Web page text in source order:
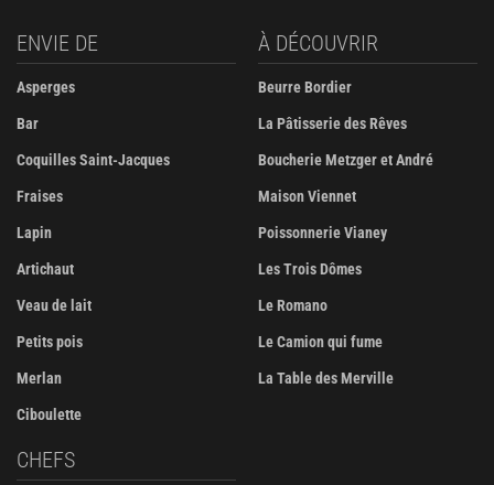
ENVIE DE
Asperges
Bar
Coquilles Saint-Jacques
Fraises
Lapin
Artichaut
Veau de lait
Petits pois
Merlan
Ciboulette
À DÉCOUVRIR
Beurre Bordier
La Pâtisserie des Rêves
Boucherie Metzger et André
Maison Viennet
Poissonnerie Vianey
Les Trois Dômes
Le Romano
Le Camion qui fume
La Table des Merville
CHEFS